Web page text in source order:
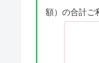
額）の合計ご